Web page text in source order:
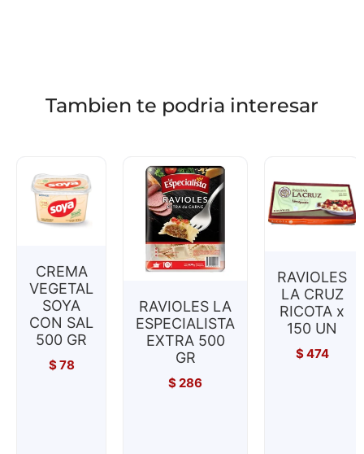
Tambien te podria interesar
CREMA
VEGETAL
SOYA
CON SAL
500 GR
$78
RAVIOLES LA
ESPECIALISTA
EXTRA 500
GR
$286
RAVIOLES
LA CRUZ
RICOTA x
150 UN
$474